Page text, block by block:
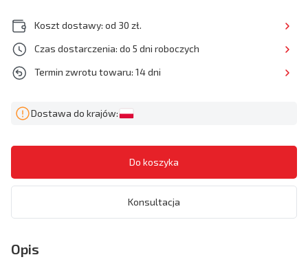
Koszt dostawy: od 30 zł.
Czas dostarczenia: do 5 dni roboczych
Termin zwrotu towaru: 14 dni
Dostawa do krajów:
Konsultacja
Opis